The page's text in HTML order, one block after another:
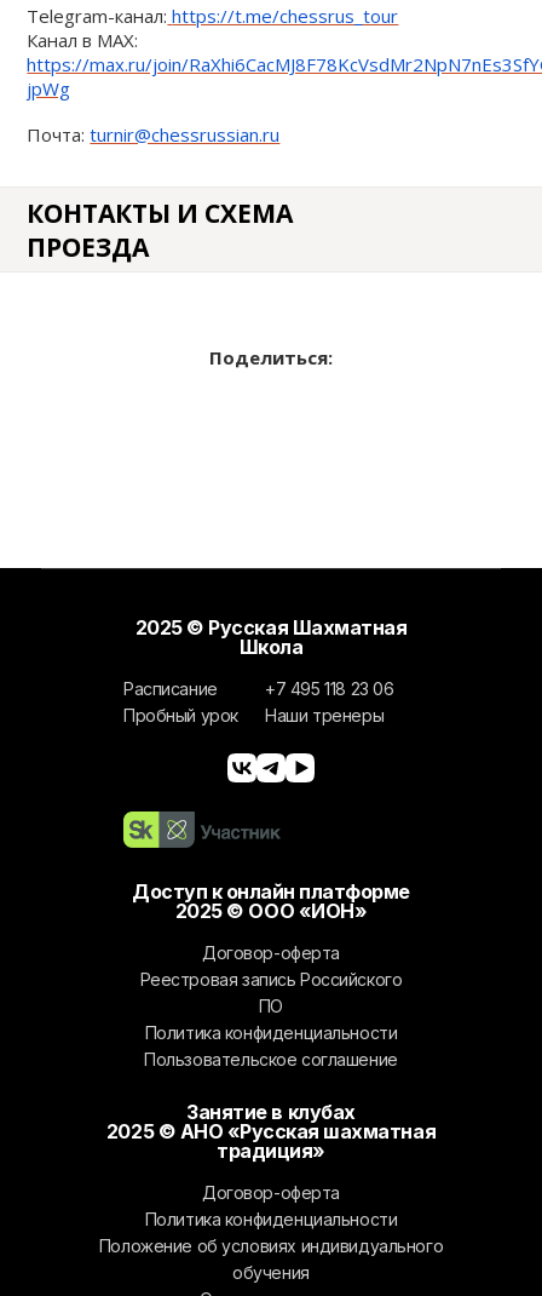
Telegram-канал: https://t.me/chessrus_tour
Канал в MAX:
https://max.ru/join/
jpWg
Почта:turnir@chessrussian.ru
КОНТАКТЫ И СХЕМА
ПРОЕЗДА
Поделиться:
2025 © Русская Шахматная
Школа
+7 495 118 23 06
Наши тренеры
Расписание
Пробный урок
Доступ к онлайн платформе
2025 © ООО «ИОН»
Договор-оферта
Реестровая запись Российского
ПО
Политика конфиденциальности
Пользовательское соглашение
Занятие в клубах
2025 © АНО «Русская шахматная
традиция»
Договор-оферта
Политика конфиденциальности
Положение об условиях индивидуального
обучения